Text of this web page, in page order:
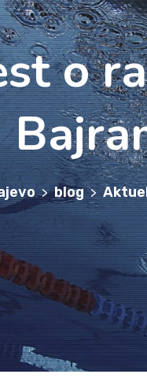
o
> blog >